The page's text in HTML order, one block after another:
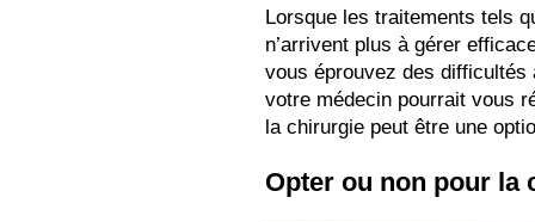
Lorsque les traitements tels
n’arrivent plus à gérer
vous éprouvez des
votre médecin pourrait vous
la chirurgie peut être une
Opter ou non pour la